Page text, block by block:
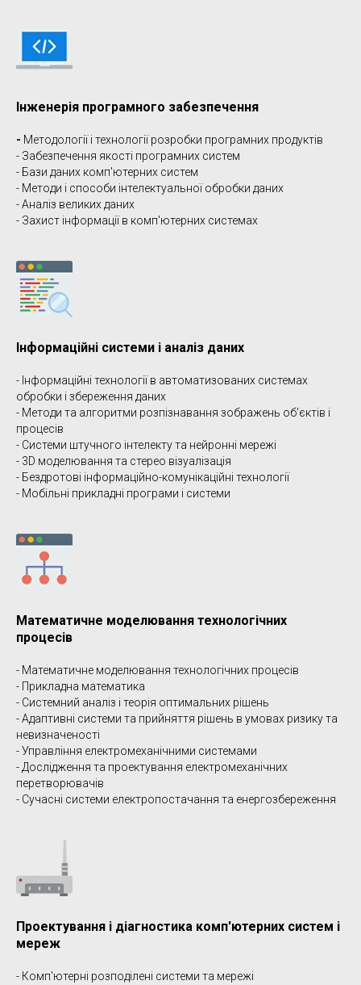
Інженерія програмного забезпечення
- Методології і технології розробки програмних продуктів
- Забезпечення якості програмних систем
- Бази даних комп'ютерних систем
- Методи і способи інтелектуальної обробки даних
- Аналіз великих даних
- Захист інформації в комп'ютерних системах
Інформаційні системи і аналіз даних
- Інформаційні технології в автоматизованих системах
обробки і збереження даних
- Методи та алгоритми розпізнавання зображень об'єктів і
процесів
- Системи штучного інтелекту та нейронні мережі
- 3D моделювання та стерео візуалізація
- Бездротові інформаційно-комунікаційні технології
- Мобільні прикладні програми і системи
Математичне моделювання технологічних
процесів
- Математичне моделювання технологічних процесів
- Прикладна математика
- Системний аналіз і теорія оптимальних рішень
- Адаптивні системи та прийняття рішень в умовах ризику та
невизначеності
- Управління електромеханічними системами
- Дослідження та проектування електромеханічних
перетворювачів
- Сучасні системи електропостачання та енергозбереження
Проектування і діагностика комп'ютерних систем і
мереж
- Комп'ютерні розподілені системи та мережі